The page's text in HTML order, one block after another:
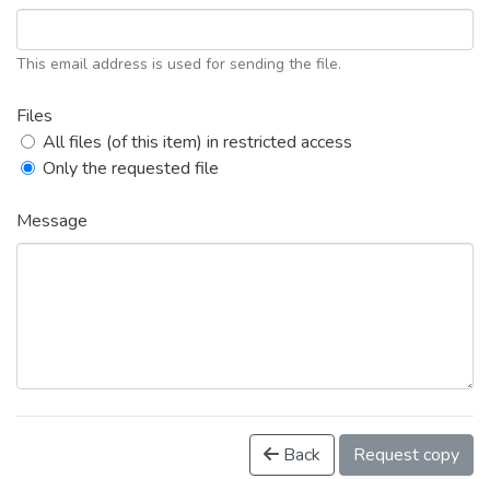
This email address is used for sending the file.
Files
All files (of this item) in restricted access
Only the requested file
Message
Back Request copy